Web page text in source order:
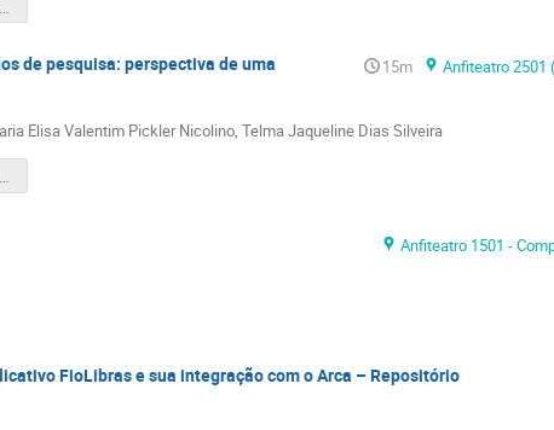
Metadados para representação de dados em COVID-19: um estudo exploratório
de pesquisa: perspectiva de uma 15m
Anfiteatro 2501 (Complexo Pedagógico,
Elisa Valentim Pickler Nicolino, Telma Jaqueline Dias Silveira
Implementação do serviço de gestão de dados de pesquisa: perspectiva de uma biblioteca que atua em rede
Anfiteatro 1501 - Complexo
FioLibras e sua integração com o Arca – Repositório